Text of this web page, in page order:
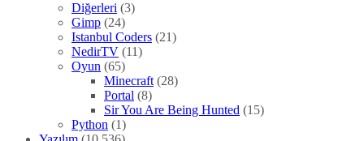
Diğerleri (3)
Gimp (24)
Istanbul Coders (21)
NedirTV (11)
Oyun (65)
Minecraft (28)
Portal (8)
Sir You Are Being Hunted (15)
Python (1)